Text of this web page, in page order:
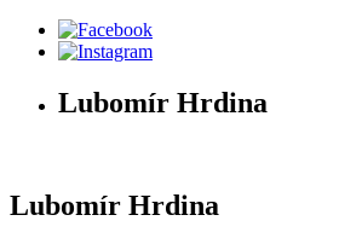
Lubomír Hrdina
Lubomír Hrdina